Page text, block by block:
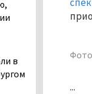
...
в